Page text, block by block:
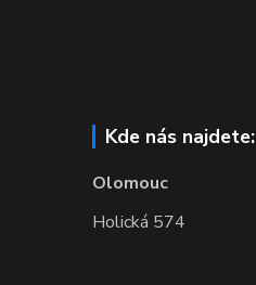
Kde nás najdete:
Olomouc
Holická 574